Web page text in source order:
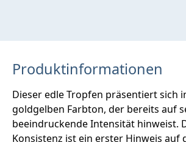
Produktinformationen
Dieser edle Tropfen präsentiert sich
goldgelben Farbton, der bereits auf
beeindruckende Intensität hinweist.
Konsistenz ist ein erster Hinweis auf